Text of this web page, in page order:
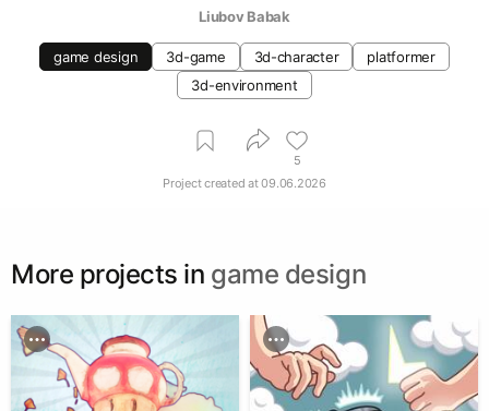
Liubov Babak
game design 3d-game 3d-character
platformer
3d-environment
5
Project created at09.06.2026
More projects in game design